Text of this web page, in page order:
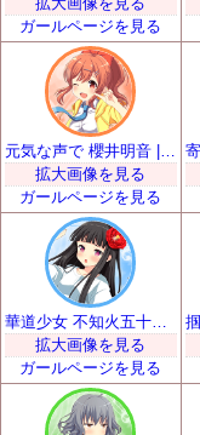
ガールページを見る
拡大画像を見る
ガールページを見る
拡大画像を見る
ガールページを見る